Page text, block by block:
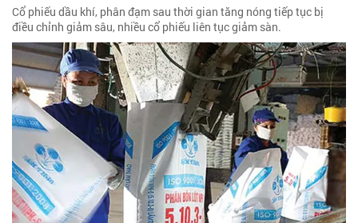
Cổ phiếu dầu khí, phân đạm sau thời gian tăng nóng tiếp tục bị
điều chỉnh giảm sâu, nhiều cổ phiếu liên tục giảm sàn.